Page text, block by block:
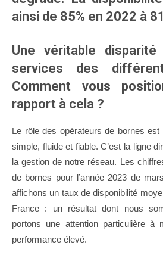
ainsi de 85% en 2022 à
Une véritable
services des
Comment vous
rapport à cela ?
Le rôle des opérateurs de bornes
simple, fluide et fiable. C’est la ligne
la gestion de notre réseau. Les
de bornes pour l’année 2023 de
affichons un taux de disponibilité
France : un résultat dont nous
portons une attention particulière à
performance élevé.